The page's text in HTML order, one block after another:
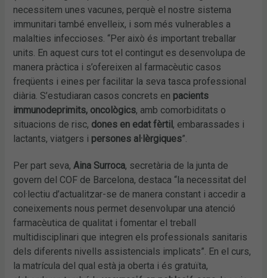
necessitem unes vacunes, perquè el nostre sistema
immunitari també envelleix, i som més vulnerables a
malalties infeccioses. “Per això és important treballar
units. En aquest curs tot el contingut es desenvolupa de
manera pràctica i s’ofereixen al farmacèutic casos
freqüents i eines per facilitar la seva tasca professional
diària. S’estudiaran casos concrets en pacients
immunodeprimits, oncològics, amb comorbiditats o
situacions de risc, dones en edat fèrtil, embarassades i
lactants, viatgers i persones al·lèrgiques”.
Per part seva,Aina Surroca, secretària de la junta de
govern del COF de Barcelona, destaca “la necessitat del
col·lectiu d’actualitzar-se de manera constant i accedir a
coneixements nous permet desenvolupar una atenció
farmacèutica de qualitat i fomentar el treball
multidisciplinari que integren els professionals sanitaris
dels diferents nivells assistencials implicats”. En el curs,
la matrícula del qual està ja oberta i és gratuïta,